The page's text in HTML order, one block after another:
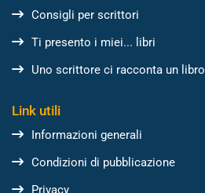
Consigli per scrittori
Ti presento i miei... libri
Uno scrittore ci racconta un libro
Link utili
Informazioni generali
Condizioni di pubblicazione
Privacy